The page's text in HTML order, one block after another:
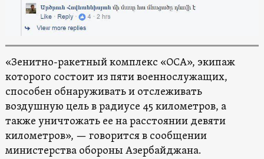
«Зенитно-ракетный комплекс «ОСА», экипаж
которого состоит из пяти военнослужащих,
способен обнаруживать и отслеживать
воздушную цель в радиусе 45 километров, а
также уничтожать ее на расстоянии девяти
километров», — говорится в сообщении
министерства обороны Азербайджана.